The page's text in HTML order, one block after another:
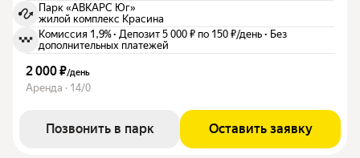
Парк «АВКАРС Юг»
жилой комплекс Красина
Комиссия 1,9%· Депозит 5 000 ₽ по 150 ₽/день · Без
дополнительных платежей
2 000 ₽/день
Аренда · 14/0
Позвонить в парк Оставить заявку